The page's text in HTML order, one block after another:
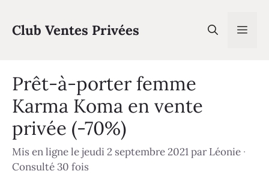
contenu
Club Ventes Privées
Prêt-à-porter femme
Karma Koma en vente
privée (-70%)
Mis en ligne le jeudi 2 septembre 2021parLéonie ·
Consulté 30 fois